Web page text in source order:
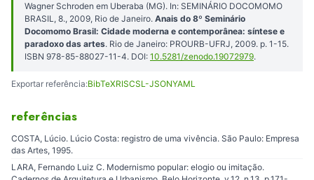
Wagner Schroden em Uberaba (MG). In: SEMINÁRIO DOCOMOMO
BRASIL, 8., 2009, Rio de Janeiro. Anais do 8º Seminário
Docomomo Brasil: Cidade moderna e contemporânea: síntese e
paradoxo das artes. Rio de Janeiro: PROURB-UFRJ, 2009. p. 1-15.
ISBN 978-85-88027-11-4. DOI: 10.5281/zenodo.19072979.
Exportar referência:BibTeXRISCSL-JSONYAML
referências
COSTA, Lúcio. Lúcio Costa: registro de uma vivência. São Paulo: Empresa
das Artes, 1995.
LARA, Fernando Luiz C. Modernismo popular: elogio ou imitação.